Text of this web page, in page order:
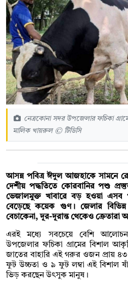
নেত্রকোনা সদর উপজেলার ফচিকা
মালিক খায়রুল © টিডিসি
আসন্ন পবিত্র ঈদুল আজহাকে সামনে
দেশীয় পদ্ধতিতে কোরবানির পশু
ভেজালমুক্ত খাবারে বড় হওয়া এসব
বেড়েছে কয়েক গুণ। জেলার
বেচাকেনা, দূর-দূরান্ত থেকেও
এরই মধ্যে সবচেয়ে বেশি
উপজেলার ফচিকা গ্রামের বিশাল
জাতের বাহারি এই গরুর ওজন প্রায়
ফুট উচ্চতা ও ৯ ফুট লম্বা এই বিশাল
ভিড় করছেন উৎসুক মানুষ।